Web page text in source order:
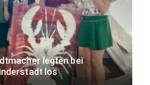
legten bei
los